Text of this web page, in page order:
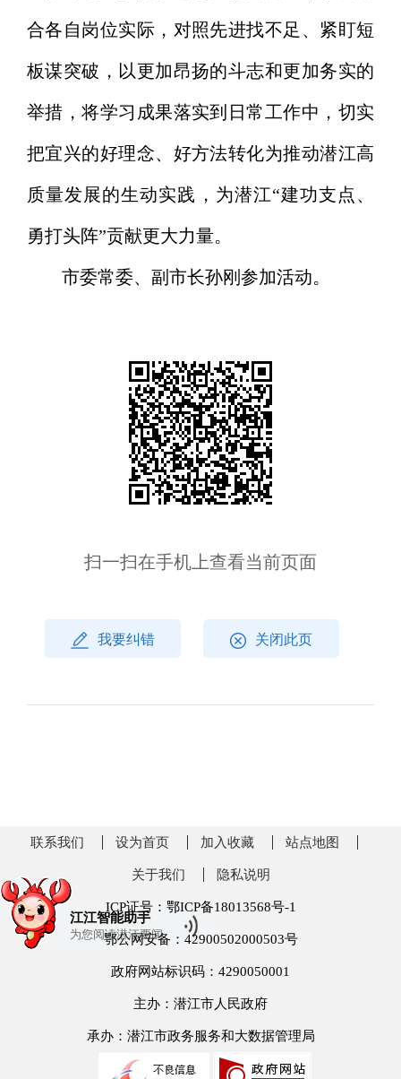
江江智能助手
为您阅读潜江要闻
合各自岗位实际，对照先进找不足、紧盯短
板谋突破，以更加昂扬的斗志和更加务实的
举措，将学习成果落实到日常工作中，切实
把宜兴的好理念、好方法转化为推动潜江高
质量发展的生动实践，为潜江“建功支点、
勇打头阵”贡献更大力量。
市委常委、副市长孙刚参加活动。
扫一扫在手机上查看当前页面
我要纠错 关闭此页
联系我们 设为首页 加入收藏 站点地图
关于我们 隐私说明
ICP证号：鄂ICP备18013568号-1
鄂公网安备：42900502000503号
政府网站标识码：4290050001
主办：潜江市人民政府
承办：潜江市政务服务和大数据管理局